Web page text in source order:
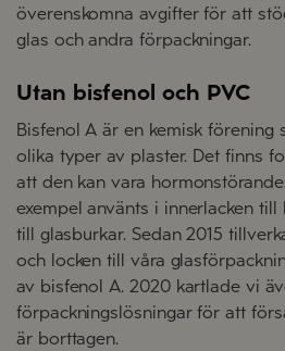
överenskomna avgifter för att
glas och andra förpackningar.
Utan bisfenol och PVC
Bisfenol A är en kemisk förening
olika typer av plaster. Det finns
att den kan vara
exempel använts i innerlacken
till glasburkar. Sedan 2015
och locken till våra
av bisfenol A. 2020 kartlade vi
förpackningslösningar för att
är borttagen.